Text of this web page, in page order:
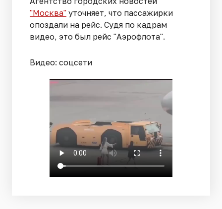
"Москва" уточняет, что пассажирки
опоздали на рейс. Судя по кадрам
видео, это был рейс "Аэрофлота".
Видео: соцсети